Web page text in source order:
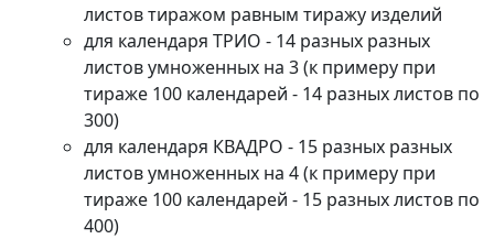
листов тиражом равным тиражу изделий
для календаря ТРИО - 14 разных разных
листов умноженных на 3 (к примеру при
тираже 100 календарей - 14 разных листов по
300)
для календаря КВАДРО - 15 разных разных
листов умноженных на 4 (к примеру при
тираже 100 календарей - 15 разных листов по
400)